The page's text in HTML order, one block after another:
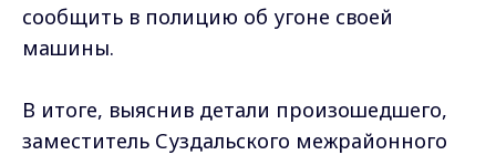
сообщить в полицию об угоне своей
машины.
В итоге, выяснив детали произошедшего,
заместитель Суздальского межрайонного